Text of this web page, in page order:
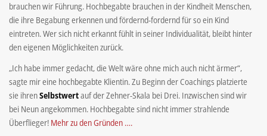
brauchen wir Führung. Hochbegabte brauchen in der Kindheit Menschen,
die ihre Begabung erkennen und fördernd-fordernd für so ein Kind
eintreten. Wer sich nicht erkannt fühlt in seiner Individualität, bleibt hinter
den eigenen Möglichkeiten zurück.
„Ich habe immer gedacht, die Welt wäre ohne mich auch nicht ärmer“,
sagte mir eine hochbegabte Klientin. Zu Beginn der Coachings platzierte
sie ihrenSelbstwertauf der Zehner-Skala bei Drei. Inzwischen sind wir
bei Neun angekommen. Hochbegabte sind nicht immer strahlende
Überflieger! Mehr zu den Gründen ….